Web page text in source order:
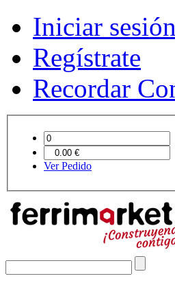
Iniciar sesión
Regístrate
Recordar
Ver Pedido